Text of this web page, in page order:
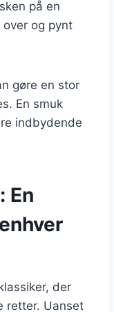
på en
og pynt
gøre en stor
En smuk
indbydende
En
der
retter. Uanset